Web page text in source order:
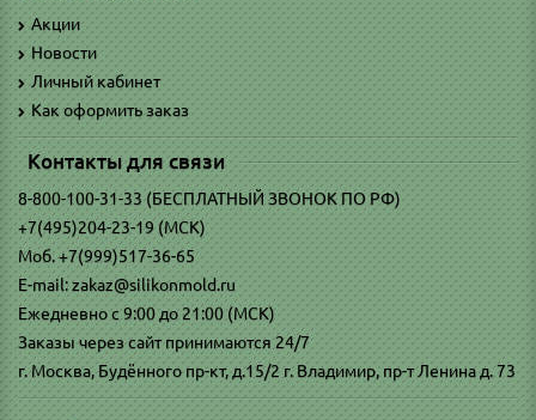
Акции
Новости
Личный кабинет
Как оформить заказ
Контакты для связи
8-800-100-31-33 (БЕСПЛАТНЫЙ ЗВОНОК ПО РФ)
+7(495)204-23-19 (МСК)
Моб. +7(999)517-36-65
E-mail: zakaz@silikonmold.ru
Ежедневно с 9:00 до 21:00 (МСК)
Заказы через сайт принимаются 24/7
г. Москва, Будённого пр-кт, д.15/2 г. Владимир, пр-т Ленина д. 73